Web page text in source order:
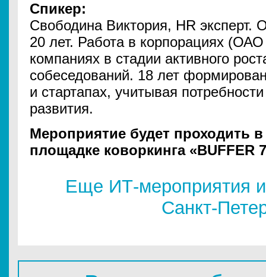
Спикер:
Свободина Виктория, HR эксперт.
20 лет. Работа в корпорациях
компаниях в стадии активного
собеседований. 18 лет
и стартапах, учитывая
развития.
Мероприятие будет проходить
площадке коворкинга «BUFFER
Еще ИТ-мероприятия
Санкт-